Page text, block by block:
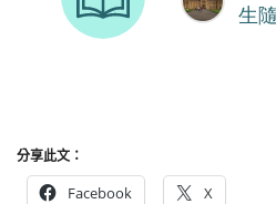
分享此文：
Facebook
X